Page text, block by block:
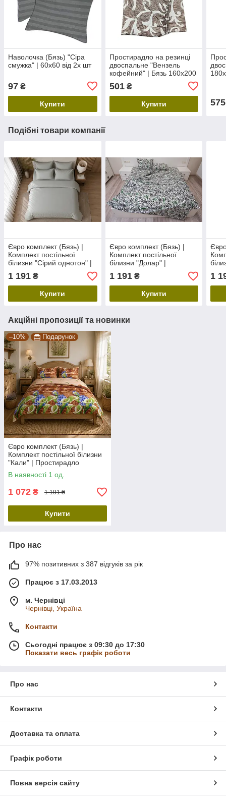
Наволочка (Бязь) "Сіра
смужка" | 60х60 від 2х шт
97 ₴
Купити
Простирадло на резинці
двоспальне "Вензель
кофейний" | Бязь 160х200
501₴
Купити 575
Подібні товари компанії
Євро комплект (Бязь) |
Комплект постільної
білизни "Сірий однотон" |
Простирадло 240х220 см
1 191 ₴
Купити
Євро комплект (Бязь) |
Комплект постільної
білизни "Долар" |
Простирадло 240х220 см
1 191₴
Купити
1
Акційні пропозиції та новинки
–10% Подарунок
Євро комплект (Бязь) |
Комплект постільної білизни
"Кали" | Простирадло
230х210 см
В наявності 1 од.
1 072 ₴ 1 191 ₴
Купити
Про нас
97% позитивних з 387 відгуків за рік
Працює з 17.03.2013
м. Чернівці
Чернівці, Україна
Контакти
Сьогодні працює з 09:30 до 17:30
Показати весь графік роботи
Про нас
Контакти
Доставка та оплата
Графік роботи
Повна версія сайту